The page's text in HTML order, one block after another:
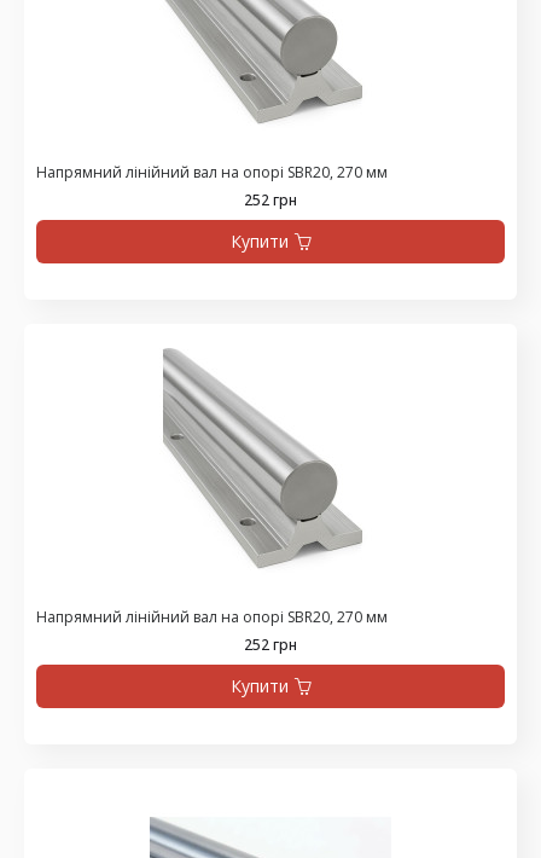
Напрямний лінійний вал на опорі SBR20, 270 мм
252 грн
Купити
Напрямний лінійний вал на опорі SBR20, 270 мм
252 грн
Купити